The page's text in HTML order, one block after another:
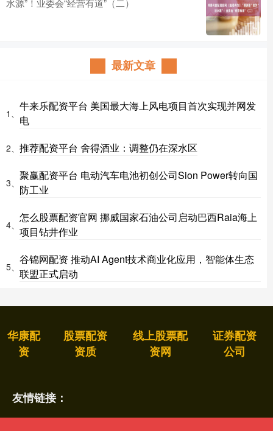
水源”！业委会“经营有道”（二）
最新文章
1、
牛来乐配资平台 美国最大海上风电项目首次实现并网发
电
2、 推荐配资平台 舍得酒业：调整仍在深水区
3、
聚赢配资平台 电动汽车电池初创公司Sion Power转向国
防工业
4、
怎么股票配资官网 挪威国家石油公司启动巴西Raia海上
项目钻井作业
5、
谷锦网配资 推动AI Agent技术商业化应用，智能体生态
联盟正式启动
华康配
资
股票配资
资质
线上股票配
资网
证券配资
公司
友情链接：